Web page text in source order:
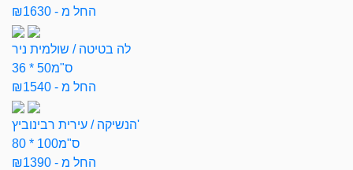
החל מ - ₪1630
לה בטיטה / שולמית ניר
36 * 50ס"מ
החל מ - ₪1540
הנשיקה / עירית רבינוביץ'
80 * 100ס"מ
החל מ - ₪1390